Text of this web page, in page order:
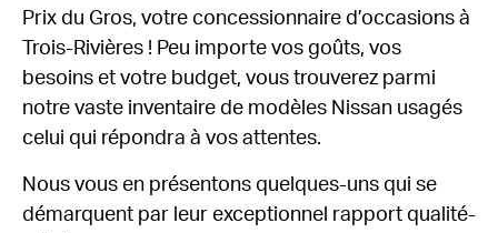
Prix du Gros, votre concessionnaire d’occasions à
Trois-Rivières ! Peu importe vos goûts, vos
besoins et votre budget, vous trouverez parmi
notre vaste inventaire de modèles Nissan usagés
celui qui répondra à vos attentes.
Nous vous en présentons quelques-uns qui se
démarquent par leur exceptionnel rapport qualité-